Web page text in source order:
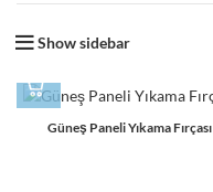
Show sidebar
Güneş Paneli Yıkama Fırçası